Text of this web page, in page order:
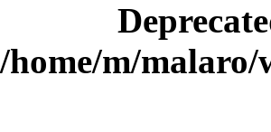
/home/m/malaro/